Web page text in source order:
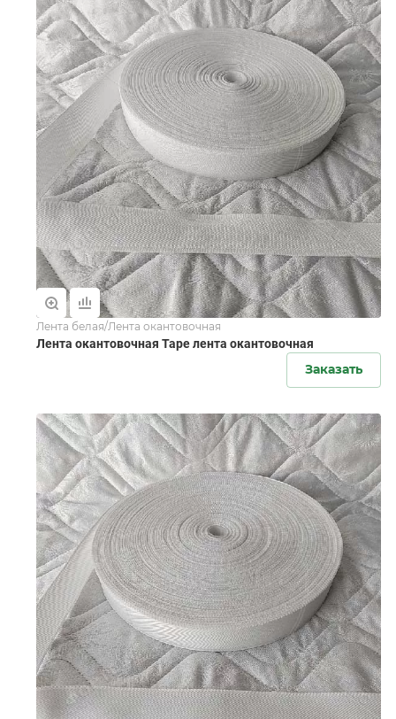
Лента белая/Лента окантовочная
Лента окантовочная Tape лента окантовочная
Заказать